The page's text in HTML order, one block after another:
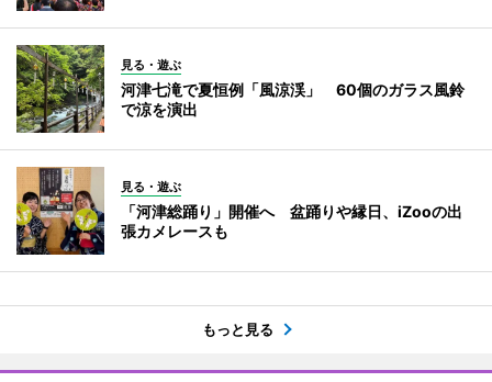
見る・遊ぶ
河津七滝で夏恒例「風涼渓」 60個のガラス風鈴
で涼を演出
見る・遊ぶ
「河津総踊り」開催へ 盆踊りや縁日、iZooの出
張カメレースも
もっと見る